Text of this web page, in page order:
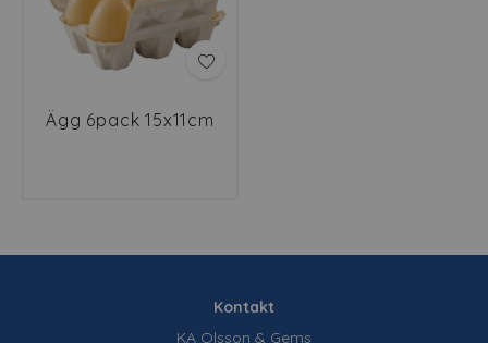
Ägg 6pack 15x11cm
Kontakt
KA Olsson & Gems